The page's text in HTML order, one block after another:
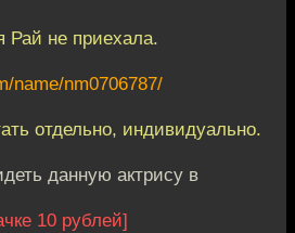
не приехала.
name/nm0706787/
отдельно, индивидуально.
данную актрису в
10 рублей]